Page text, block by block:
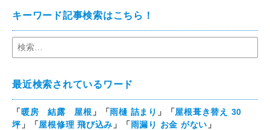
キーワード記事検索はこちら！
最近検索されているワード
「暖房 結露 屋根 」「雨樋 詰まり 」「屋根葺き替え 30
坪」「屋根修理 飛び込み 」「雨漏り お金 がない 」